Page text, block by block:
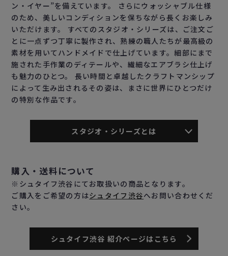
ン・イヤー”を備えています。 さらにウォッシャブル仕様
のため、美しいコンディションを保ちながら長くお楽しみ
いただけます。 すべてのスタジオ・シリーズは、ご注文ご
とに一点ずつ丁寧に製作され、熟練の職人たちが最高級の
素材を用いてハンドメイドで仕上げています。細部にまで
施された手作業のディテールや、繊細なエアブラシ仕上げ
も魅力のひとつ。 長い時間と卓越したクラフトマンシップ
によって生み出されるその姿は、まさに世界にひとつだけ
の特別な作品です。
スタジオ・シリーズとは
購入・送料について
※シュタイフ渋谷にてお取扱いの商品となります。
ご購入をご希望の方はシュタイフ渋谷へお問い合わせくだ
さい。
シュタイフ渋谷 紹介ページはこちら